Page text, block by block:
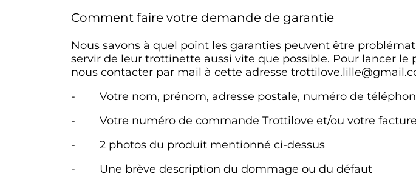
Comment faire votre demande de garantie
Nous savons à quel point les garanties peuvent être
servir de leur trottinette aussi vite que possible. Pour lancer
nous contacter par mail à cette adresse
- Votre nom, prénom, adresse postale, numéro de
- Votre numéro de commande Trottilove et/ou votre facture
- 2 photos du produit mentionné ci-dessus
- Une brève description du dommage ou du défaut